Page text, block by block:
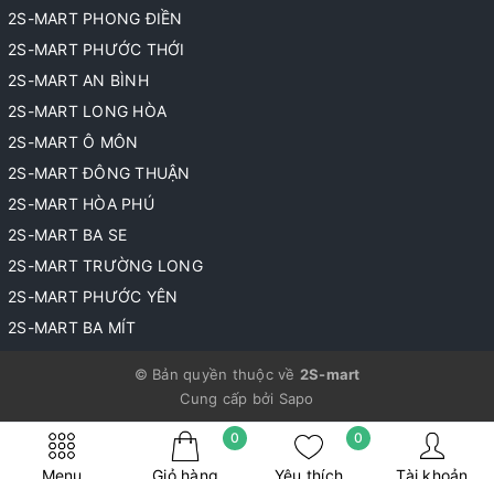
Menu Giỏ hàng
0
Yêu thích
0
Tài khoản
2S-MART PHONG ĐIỀN
2S-MART PHƯỚC THỚI
2S-MART AN BÌNH
2S-MART LONG HÒA
2S-MART Ô MÔN
2S-MART ĐÔNG THUẬN
2S-MART HÒA PHÚ
2S-MART BA SE
2S-MART TRƯỜNG LONG
2S-MART PHƯỚC YÊN
2S-MART BA MÍT
© Bản quyền thuộc về 2S-mart
Cung cấp bởi Sapo